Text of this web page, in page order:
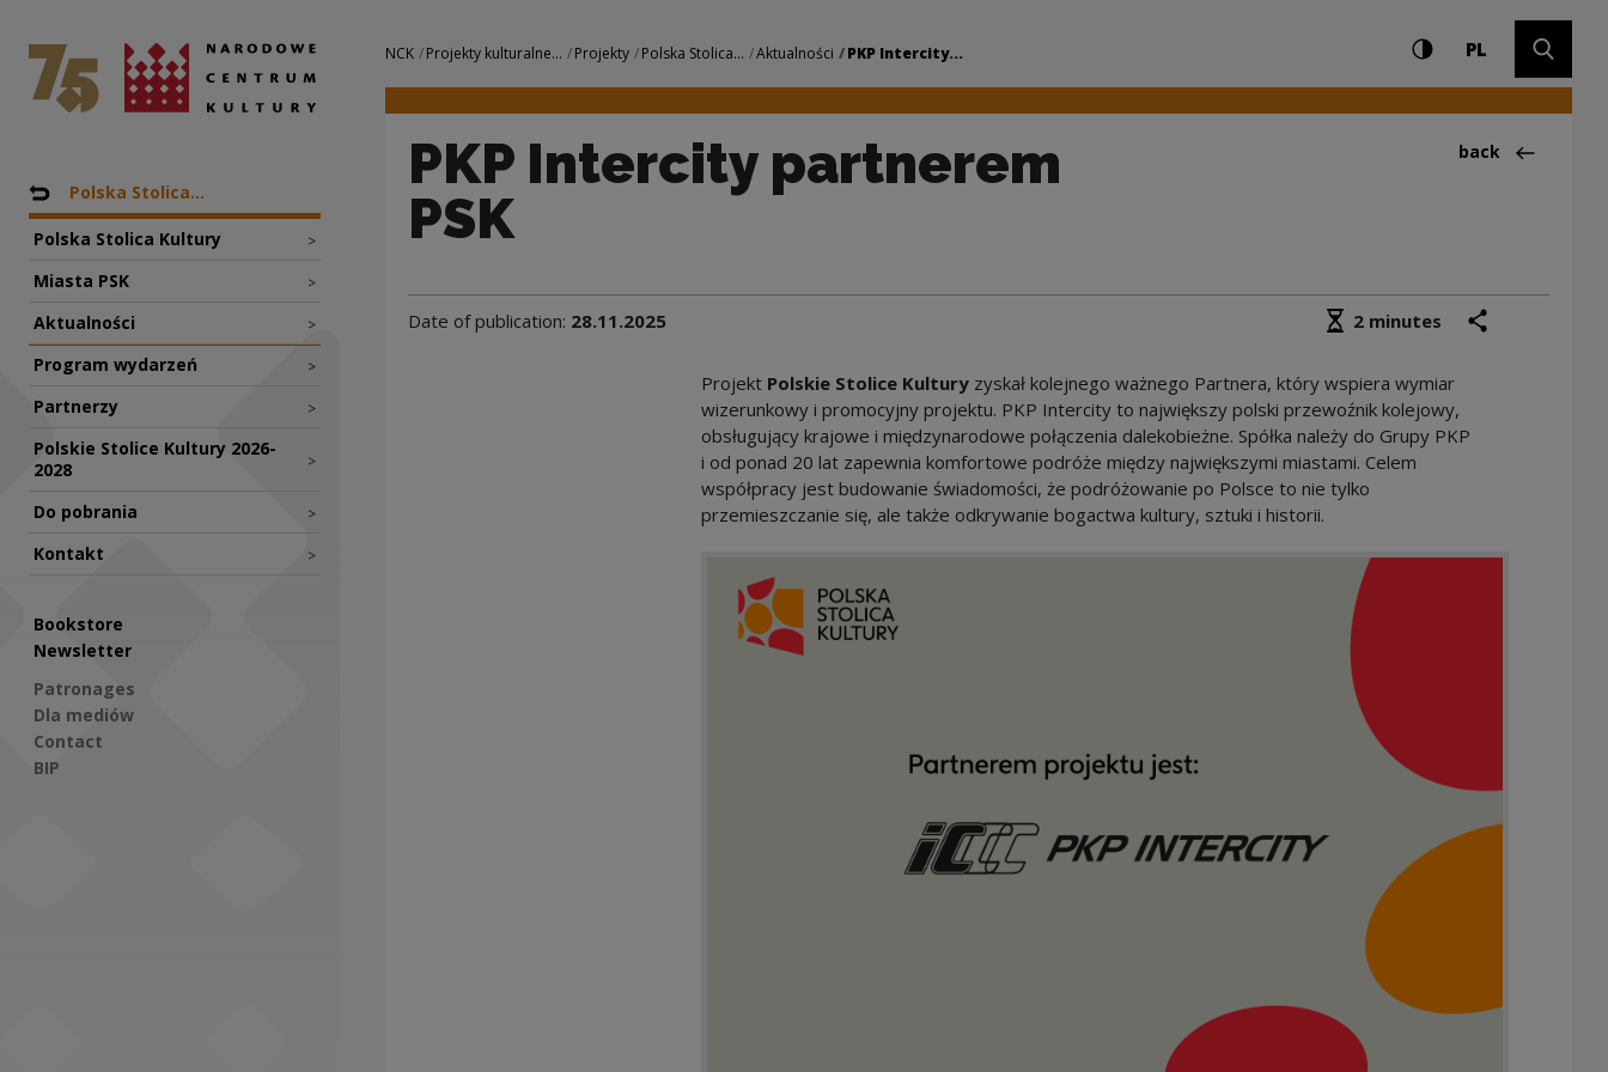
PKP Intercity partnerem PSK | Narodowe Centrum Kultury
National Centre for Culture Poland
Nawigacja
Back to: Projekty
Polska Stolica...
Polska Stolica Kultury >
Miasta PSK >
Aktualności >
Program wydarzeń >
Partnerzy >
Polskie Stolice Kultury 2026-
2028
>
Do pobrania >
Kontakt >
Bookstore
Newsletter
Patronages
Dla mediów
Contact
BIP
Navigation
NCK Projekty kulturalne... Projekty Polska Stolica... Aktualności PKP Intercity... Settings and search
High contrast
PLCHANGE
PKP Intercity partnerem
PSK
Back
back
Date of publication: 28.11.2025 Średni czas czytania
2 minutes
Projekt Polskie Stolice Kulturyzyskał kolejnego ważnego Partnera, który wspiera wymiar
wizerunkowy i promocyjny projektu. PKP Intercity to największy polski przewoźnik kolejowy,
obsługujący krajowe i międzynarodowe połączenia dalekobieżne. Spółka należy do Grupy PKP
i od ponad 20 lat zapewnia komfortowe podróże między największymi miastami. Celem
współpracy jest budowanie świadomości, że podróżowanie po Polsce to nie tylko
przemieszczanie się, ale także odkrywanie bogactwa kultury, sztuki i historii.